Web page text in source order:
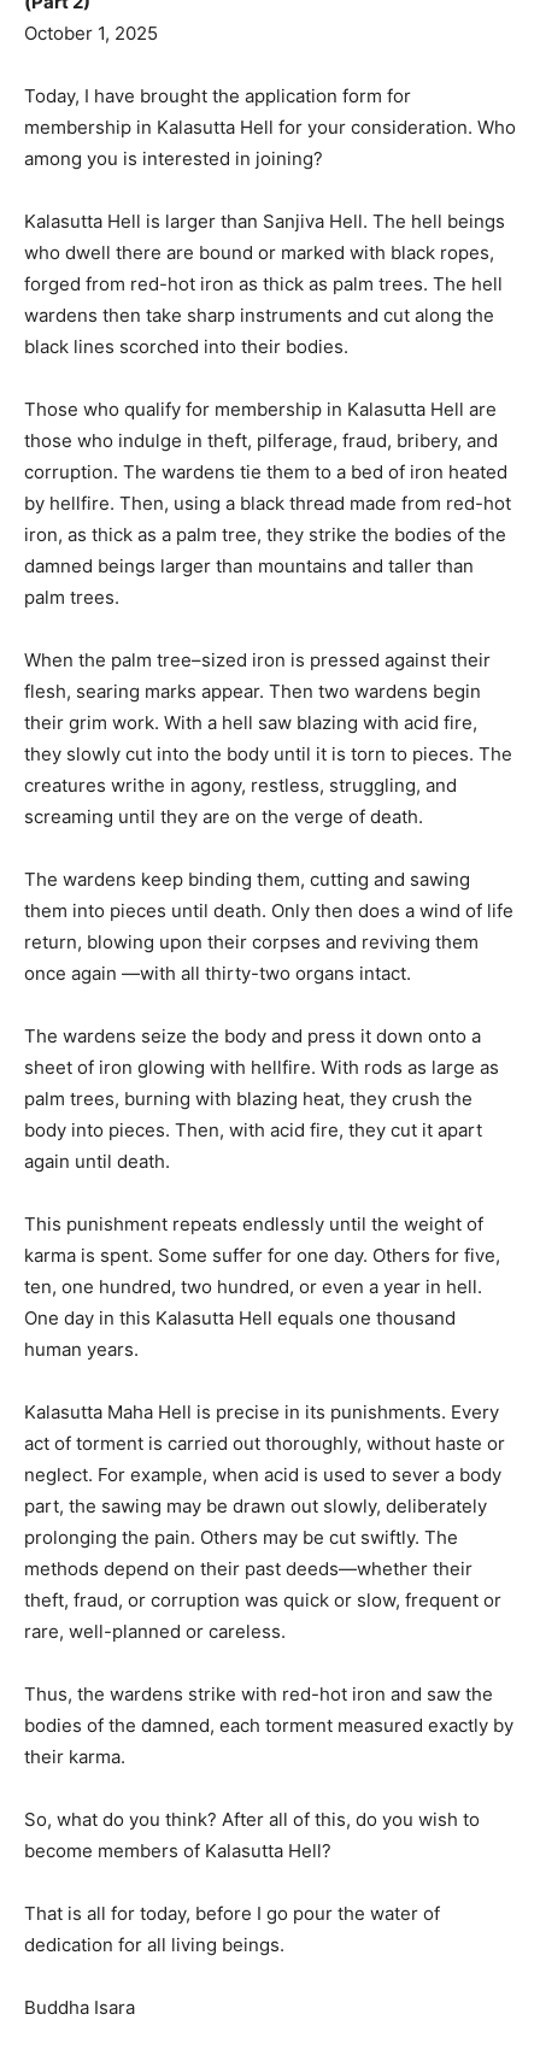
October 1, 2025
Today, I have brought the application form for
membership in Kalasutta Hell for your consideration. Who
among you is interested in joining?
Kalasutta Hell is larger than Sanjiva Hell. The hell beings
who dwell there are bound or marked with black ropes,
forged from red-hot iron as thick as palm trees. The hell
wardens then take sharp instruments and cut along the
black lines scorched into their bodies.
Those who qualify for membership in Kalasutta Hell are
those who indulge in theft, pilferage, fraud, bribery, and
corruption. The wardens tie them to a bed of iron heated
by hellfire. Then, using a black thread made from red-hot
iron, as thick as a palm tree, they strike the bodies of the
damned beings larger than mountains and taller than
palm trees.
When the palm tree–sized iron is pressed against their
flesh, searing marks appear. Then two wardens begin
their grim work. With a hell saw blazing with acid fire,
they slowly cut into the body until it is torn to pieces. The
creatures writhe in agony, restless, struggling, and
screaming until they are on the verge of death.
The wardens keep binding them, cutting and sawing
them into pieces until death. Only then does a wind of life
return, blowing upon their corpses and reviving them
once again —with all thirty-two organs intact.
The wardens seize the body and press it down onto a
sheet of iron glowing with hellfire. With rods as large as
palm trees, burning with blazing heat, they crush the
body into pieces. Then, with acid fire, they cut it apart
again until death.
This punishment repeats endlessly until the weight of
karma is spent. Some suffer for one day. Others for five,
ten, one hundred, two hundred, or even a year in hell.
One day in this Kalasutta Hell equals one thousand
human years.
Kalasutta Maha Hell is precise in its punishments. Every
act of torment is carried out thoroughly, without haste or
neglect. For example, when acid is used to sever a body
part, the sawing may be drawn out slowly, deliberately
prolonging the pain. Others may be cut swiftly. The
methods depend on their past deeds—whether their
theft, fraud, or corruption was quick or slow, frequent or
rare, well-planned or careless.
Thus, the wardens strike with red-hot iron and saw the
bodies of the damned, each torment measured exactly by
their karma.
So, what do you think? After all of this, do you wish to
become members of Kalasutta Hell?
That is all for today, before I go pour the water of
dedication for all living beings.
Buddha Isara